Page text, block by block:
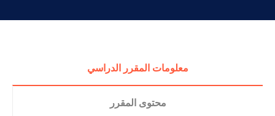
معلومات المقرر الدراسي
محتوى المقرر